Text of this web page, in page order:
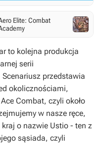
Elite: Combat
to kolejna produkcja
serii
przedstawia
okolicznościami,
Ace Combat, czyli około
w nasze ręce,
o nazwie Ustio - ten z
sąsiada, czyli